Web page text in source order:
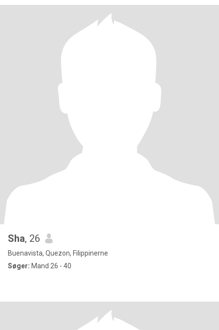
Sha, 26
Buenavista, Quezon, Filippinerne
Søger: Mand 26 - 40